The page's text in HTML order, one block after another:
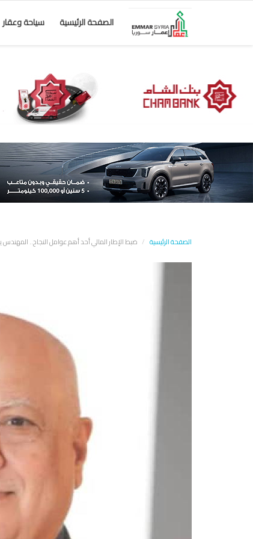
الصفحة الرئيسية سياحة وعقار
الصفحة الرئيسية ضبط الإطار المالي أحد أهم عوامل النجاح.. المهندس